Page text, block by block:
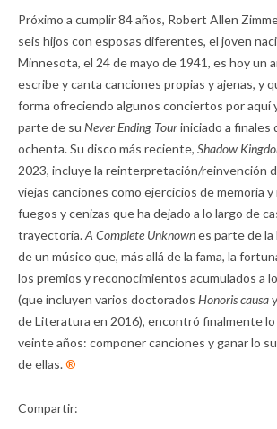
Próximo a cumplir 84 años, Robert Allen
seis hijos con esposas diferentes, el joven
Minnesota, el 24 de mayo de 1941, es hoy un
escribe y canta canciones propias y ajenas, y
forma ofreciendo algunos conciertos por aquí
parte de su Never Ending Touriniciado a finales
ochenta. Su disco más reciente, Shadow
2023, incluye la reinterpretación/reinvención
viejas canciones como ejercicios de memoria
fuegos y cenizas que ha dejado a lo largo de
trayectoria.A Complete Unknownes parte de
de un músico que, más allá de la fama, la
los premios y reconocimientos acumulados a
(que incluyen varios doctorados Honoris causa
de Literatura en 2016), encontró finalmente lo
veinte años: componer canciones y ganar lo
de ellas.®
Compartir: